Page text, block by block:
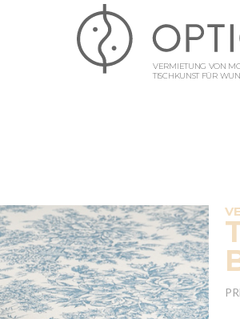
VERMIETUNG VON
TISCHKUNST FÜR